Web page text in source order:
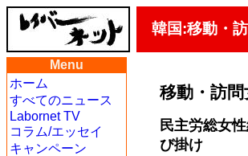
韓国:移動・
Menu
ホーム
すべてのニュース
Labornet TV
コラム/エッセイ
キャンペーン
移動・訪
民主労総女
び掛け